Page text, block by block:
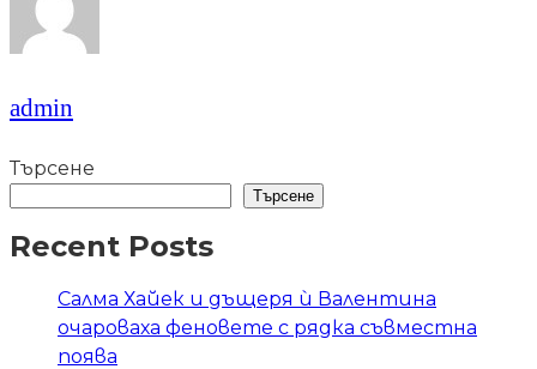
admin
Търсене
Търсене
Recent Posts
Салма Хайек и дъщеря ѝ Валентина
очароваха феновете с рядка съвместна
поява